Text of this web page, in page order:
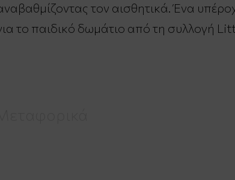
τον αισθητικά. Ένα
το παιδικό δωμάτιο από τη συλλογή